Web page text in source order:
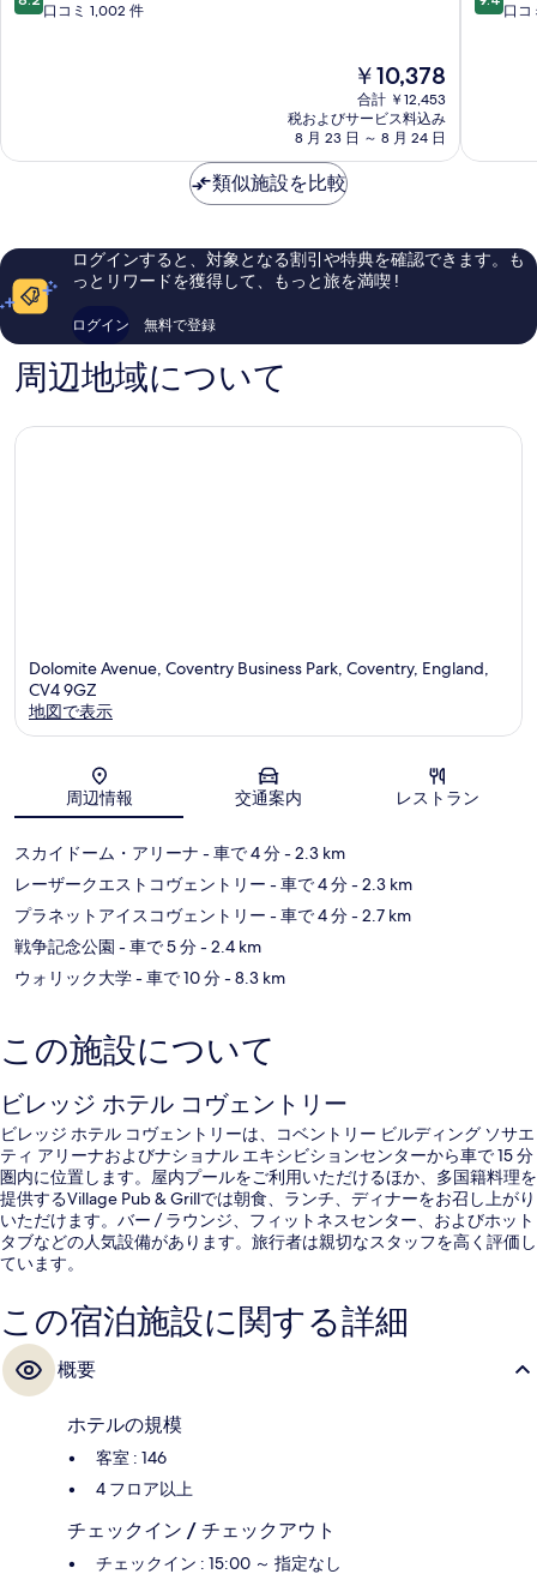
バ
ベ
ー
Coventry
段
良
ミ
件
件
コ
ミ
口コミ 1,002 件
現
在
の
料
金
￥10,378
合計 ￥12,453
税およびサービス料込み
8 月 23 日 ～ 8 月 24 日
テ
リ
ェ
ン
段
素
い、
口
口コ
類似施設を比較
ログインすると、対象となる割引や特典を確認できます。も
っとリワードを獲得して、もっと旅を満喫 !
ログイン 無料で登録
周辺地域について
Dolomite Avenue, Coventry Business Park, Coventry, England,
CV4 9GZ
地図で表示
周辺情報 交通案内 レストラン
スカイドーム・アリーナ - 車で 4 分- 2.3 km
レーザークエストコヴェントリー - 車で 4 分- 2.3 km
プラネットアイスコヴェントリー - 車で 4 分- 2.7 km
戦争記念公園 - 車で 5 分- 2.4 km
ウォリック大学- 車で 10 分- 8.3 km
この施設について
ビレッジ ホテル コヴェントリー
ビレッジ ホテル コヴェントリーは、コベントリー ビルディング ソサエ
ティ アリーナおよびナショナル エキシビションセンターから車で 15 分
圏内に位置します。屋内プールをご利用いただけるほか、多国籍料理を
提供するVillage Pub & Grillでは朝食、ランチ、ディナーをお召し上がり
いただけます。バー / ラウンジ、フィットネスセンター、およびホット
タブなどの人気設備があります。旅行者は親切なスタッフを高く評価し
ています。
この宿泊施設に関する詳細
概要
ホテルの規模
客室 : 146
4 フロア以上
チェックイン / チェックアウト
チェックイン : 15:00 ～ 指定なし